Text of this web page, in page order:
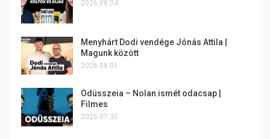
2026.08.04.
Menyhárt Dodi vendége Jónás Attila |
Magunk között
2026.08.01.
Odüsszeia – Nolan ismét odacsap |
Filmes
2026.07.30.